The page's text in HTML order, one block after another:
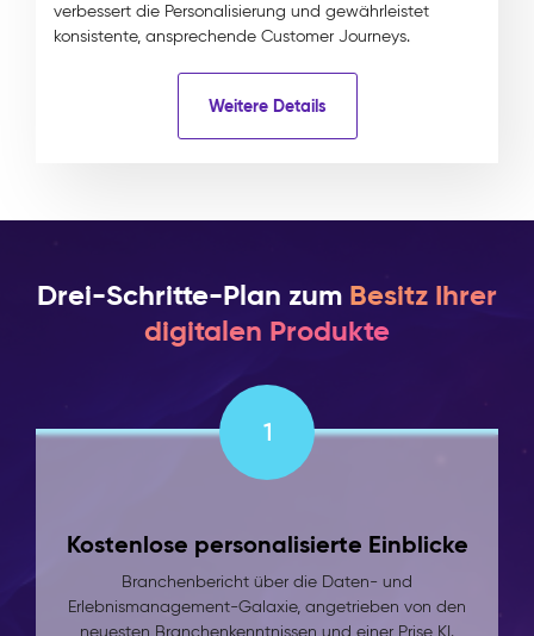
verbessert die Personalisierung und gewährleistet
konsistente, ansprechende Customer Journeys.
Weitere Details
Drei-Schritte-Plan zum Besitz Ihrer
digitalen Produkte
1
Kostenlose personalisierte Einblicke
Branchenbericht über die Daten- und
Erlebnismanagement-Galaxie, angetrieben von den
neuesten Branchenkenntnissen und einer Prise KI.